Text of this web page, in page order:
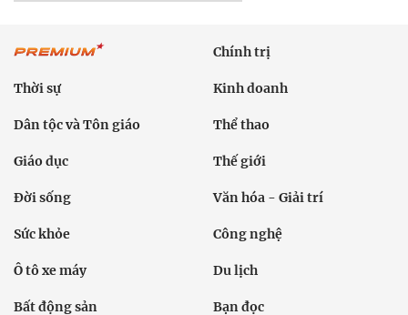
Chính trị
Thời sự Kinh doanh
Dân tộc và Tôn giáo Thể thao
Giáo dục Thế giới
Đời sống Văn hóa - Giải trí
Sức khỏe Công nghệ
Ô tô xe máy Du lịch
Bất động sản Bạn đọc